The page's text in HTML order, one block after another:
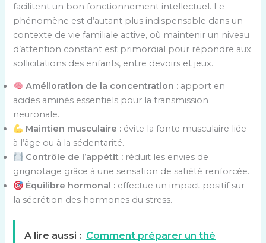
facilitent un bon fonctionnement intellectuel. Le
phénomène est d’autant plus indispensable dans un
contexte de vie familiale active, où maintenir un niveau
d’attention constant est primordial pour répondre aux
sollicitations des enfants, entre devoirs et jeux.
Amélioration de la concentration : apport en
acides aminés essentiels pour la transmission
neuronale.
Maintien musculaire : évite la fonte musculaire liée
à l’âge ou à la sédentarité.
Contrôle de l’appétit : réduit les envies de
grignotage grâce à une sensation de satiété renforcée.
Équilibre hormonal : effectue un impact positif sur
la sécrétion des hormones du stress.
A lire aussi : Comment préparer un thé